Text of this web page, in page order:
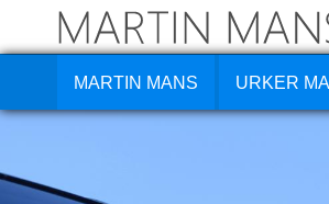
MARTIN MANS URKER